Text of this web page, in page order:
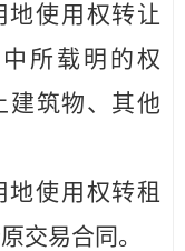
地使用权转让
所载明的权
建筑物、其他
使用权转租
交易合同。